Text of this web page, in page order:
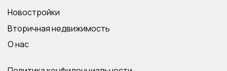
Новостройки
Вторичная недвижимость
О нас